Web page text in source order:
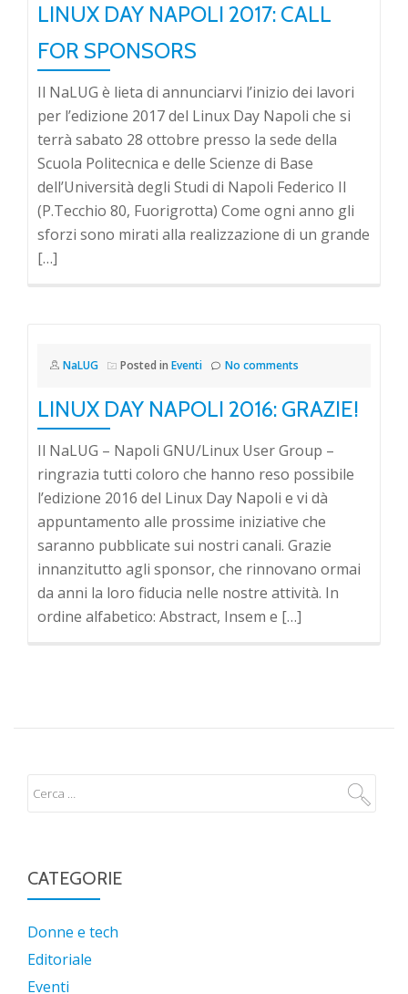
LINUX DAY NAPOLI 2017: CALL
FOR SPONSORS
Il NaLUG è lieta di annunciarvi l’inizio dei lavori
per l’edizione 2017 del Linux Day Napoli che si
terrà sabato 28 ottobre presso la sede della
Scuola Politecnica e delle Scienze di Base
dell’Università degli Studi di Napoli Federico II
(P.Tecchio 80, Fuorigrotta) Come ogni anno gli
sforzi sono mirati alla realizzazione di un grande
[…]
NaLUG Posted in Eventi No comments
LINUX DAY NAPOLI 2016: GRAZIE!
Il NaLUG – Napoli GNU/Linux User Group –
ringrazia tutti coloro che hanno reso possibile
l’edizione 2016 del Linux Day Napoli e vi dà
appuntamento alle prossime iniziative che
saranno pubblicate sui nostri canali. Grazie
innanzitutto agli sponsor, che rinnovano ormai
da anni la loro fiducia nelle nostre attività. In
ordine alfabetico: Abstract, Insem e […]
CATEGORIE
Donne e tech
Editoriale
Eventi